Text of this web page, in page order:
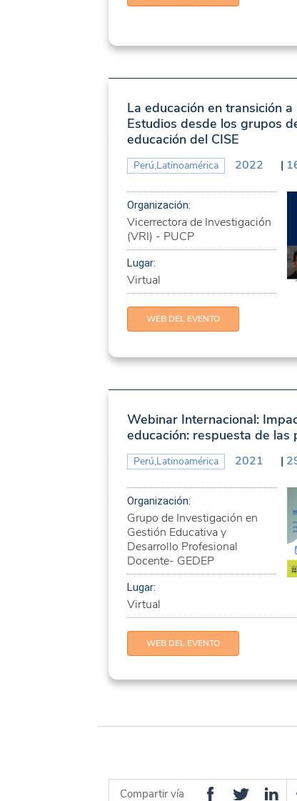
La educación en transición
Estudios desde los grupos
educación del CISE
Perú,Latinoamérica 2022 |
Organización:
Vicerrectora de Investigación
(VRI) - PUCP
Lugar:
Virtual
WEB DEL EVENTO
Webinar Internacional:
educación: respuesta de las
Perú,Latinoamérica 2021 |
Organización:
Grupo de Investigación en
Gestión Educativa y
Desarrollo Profesional
Docente- GEDEP
Lugar:
Virtual
WEB DEL EVENTO
Compartir vía